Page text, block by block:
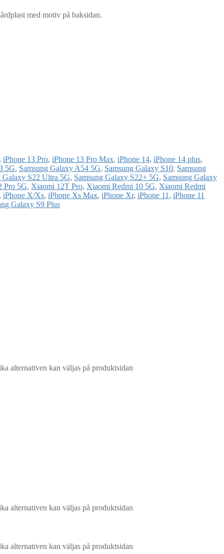
med motiv på baksidan.
, iPhone 13 Pro, iPhone 13 Pro Max, iPhone 14, iPhone 14 plus,
5G, Samsung Galaxy A54 5G, Samsung Galaxy S10, Samsung
Galaxy S22 Ultra 5G, Samsung Galaxy S22+ 5G, Samsung Galaxy
Pro 5G, Xiaomi 12T Pro, Xiaomi Redmi 10 5G, Xiaomi Redmi
, iPhone X/Xs, iPhone Xs Max, iPhone Xr, iPhone 11 , iPhone 11
Galaxy S9 Plus
alternativen kan väljas på produktsidan
alternativen kan väljas på produktsidan
alternativen kan väljas på produktsidan